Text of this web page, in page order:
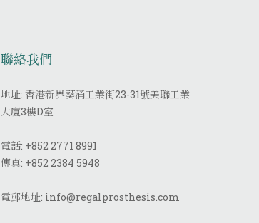
聯絡我們
地址: 香港新界葵涌工業街23-31號美聯工業
大廈3樓D室
電話: +852 2771 8991
傳真: +852 2384 5948
電郵地址: info@regalprosthesis.com